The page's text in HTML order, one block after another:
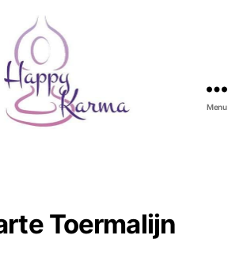
Menu
Toermalijn